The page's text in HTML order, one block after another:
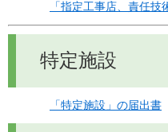
「指定工事店、責任
特定施設
「特定施設」の届出書